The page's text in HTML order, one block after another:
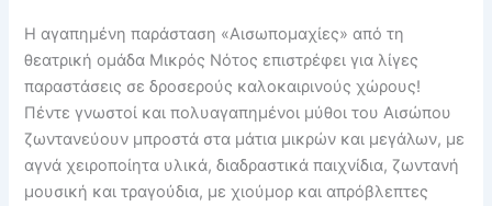
Η αγαπημένη παράσταση «Αισωπομαχίες» από τη
θεατρική ομάδα Μικρός Νότος επιστρέφει για λίγες
παραστάσεις σε δροσερούς καλοκαιρινούς χώρους!
Πέντε γνωστοί και πολυαγαπημένοι μύθοι του Αισώπου
ζωντανεύουν μπροστά στα μάτια μικρών και μεγάλων, με
αγνά χειροποίητα υλικά, διαδραστικά παιχνίδια, ζωντανή
μουσική και τραγούδια, με χιούμορ και απρόβλεπτες